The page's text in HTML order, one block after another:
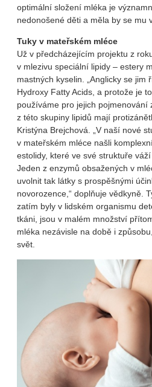
optimální složení mléka je
nedonošené děti a měla by se mu
Tuky v mateřském mléce
Už v předcházejícím projektu z
v mlezivu speciální lipidy – estery
mastných kyselin. „Anglicky se jim
Hydroxy Fatty Acids, a protože je
používáme pro jejich pojmenování
z této skupiny lipidů mají
Kristýna Brejchová. „V naší nové
v mateřském mléce našli
estolidy, které ve své struktuře váží
Jeden z enzymů obsažených v
uvolnit tak látky s prospěšnými
novorozence,“ doplňuje vědkyně.
zatím byly v lidském organismu
tkáni, jsou v malém množství
mléka nezávisle na době i
svět.